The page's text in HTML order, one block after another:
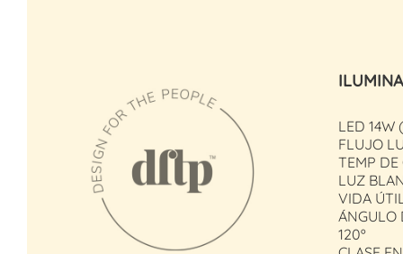
LED 14W
FLUJO
TEMP
LUZ
VIDA
ÁNGULO
120º